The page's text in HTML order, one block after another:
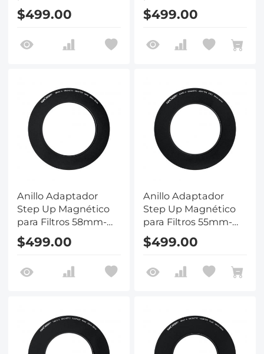
82mm
$499.00
82mm
$499.00
Anillo Adaptador
Step Up Magnético
para Filtros 58mm-
82mm
$499.00
Anillo Adaptador
Step Up Magnético
para Filtros 55mm-
82mm
$499.00